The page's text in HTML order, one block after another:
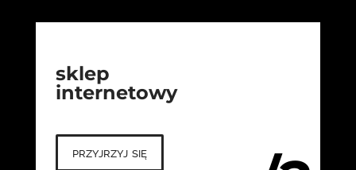
sklep
internetowy
przyjrzyj się